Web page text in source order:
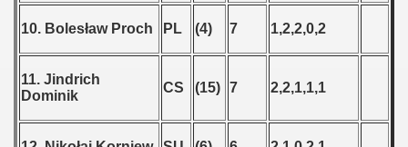
10. Bolesław Proch PL (4) 7 1,2,2,0,2
11. Jindrich
Dominik
CS (15) 7 2,2,1,1,1